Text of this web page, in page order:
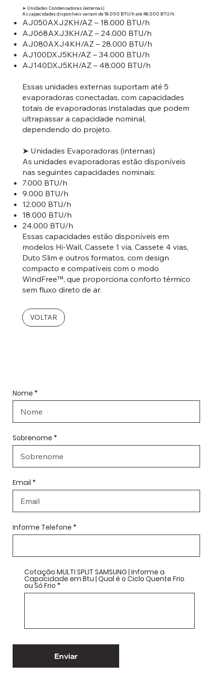
➤ Unidades Condensadoras (externas)
As capacidades disponíveis variam de 18.000 BTU/h até 48.000 BTU/h:
AJ050AXJ2KH/AZ – 18.000 BTU/h
AJ068AXJ3KH/AZ – 24.000 BTU/h
AJ080AXJ4KH/AZ – 28.000 BTU/h
AJ100DXJ5KH/AZ – 34.000 BTU/h
AJ140DXJ5KH/AZ – 48.000 BTU/h
Essas unidades externas suportam até 5
evaporadoras conectadas, com capacidades
totais de evaporadoras instaladas que podem
ultrapassar a capacidade nominal,
dependendo do projeto.
➤ Unidades Evaporadoras (internas)
As unidades evaporadoras estão disponíveis
nas seguintes capacidades nominais:
7.000 BTU/h
9.000 BTU/h
12.000 BTU/h
18.000 BTU/h
24.000 BTU/h
Essas capacidades estão disponíveis em
modelos Hi-Wall, Cassete 1 via, Cassete 4 vias,
Duto Slim e outros formatos, com design
compacto e compatíveis com o modo
WindFree™, que proporciona conforto térmico
sem fluxo direto de ar.
VOLTAR
Nome
Email
Cotação MULTI SPLIT SAMSUNG | Informe a
Capacidade em Btu | Qual é o Ciclo Quente Frio
ou Só Frio
Sobrenome
Informe Telefone
Enviar